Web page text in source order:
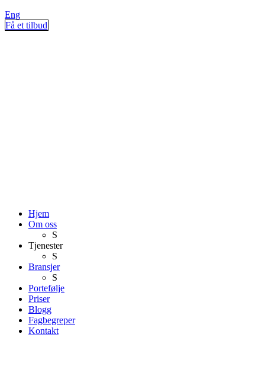
Eng
Få et tilbud
Hjem
Om oss
S
Tjenester
S
Bransjer
S
Portefølje
Priser
Blogg
Fagbegreper
Kontakt